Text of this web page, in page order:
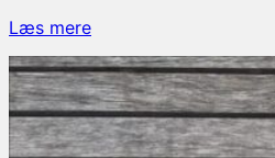
Læs mereKylling,
og
grøntsager
i
fad